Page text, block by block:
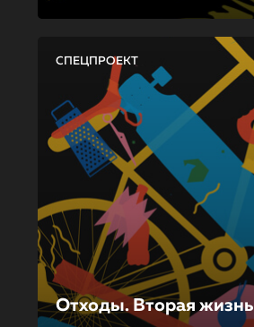
СПЕЦПРОЕКТ
Отходы. Вторая жизнь